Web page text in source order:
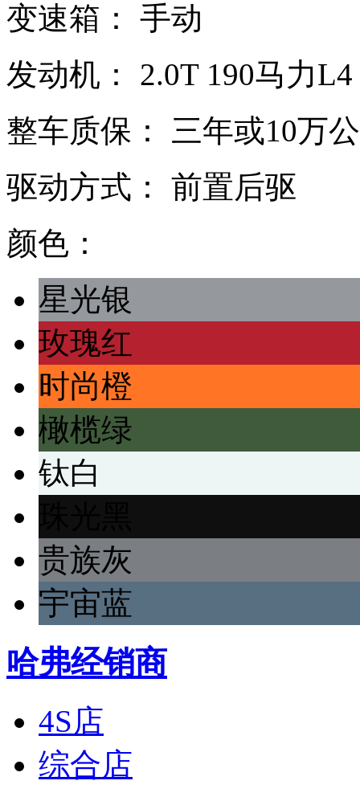
变速箱：
手动
发动机：
2.0T 190马力L4
整车质保：
三年或10万
驱动方式：
前置后驱
颜色：
星光银
玫瑰红
时尚橙
橄榄绿
钛白
贵族灰
宇宙蓝
哈弗经销商
4S店
综合店